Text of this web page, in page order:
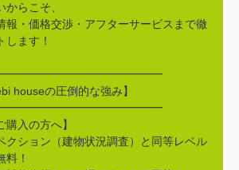
からこそ、
報・価格交渉・アフターサービスまで徹
します！
houseの圧倒的な強み】
購入の方へ】
クション（建物状況調査）と同等レベル
料！